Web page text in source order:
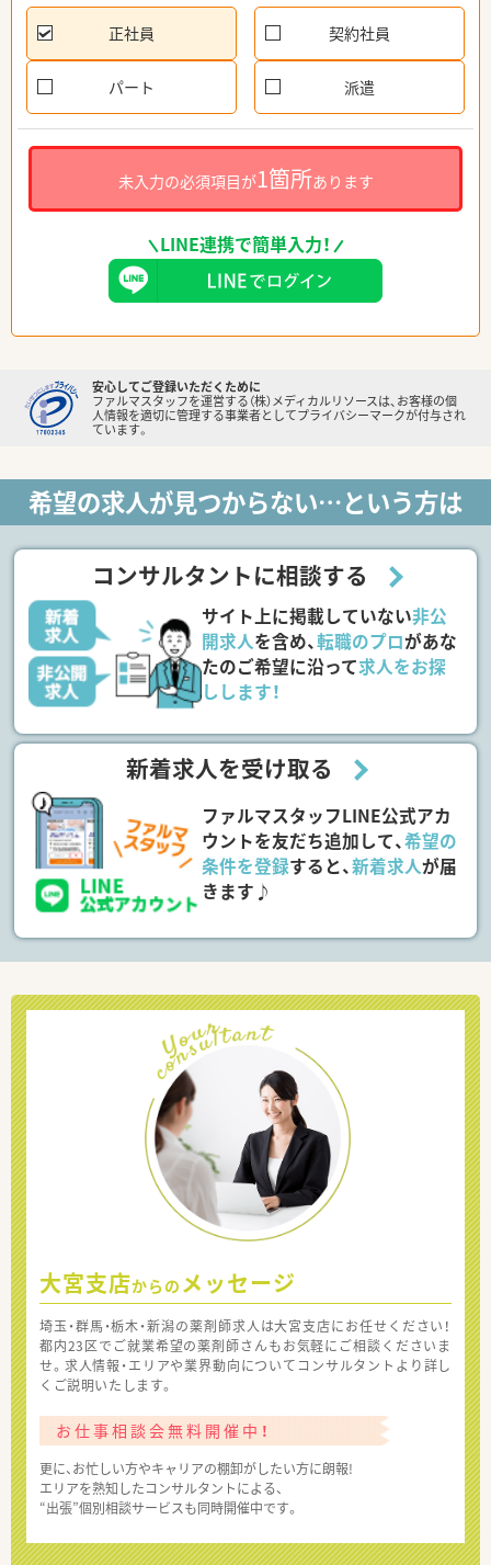
正社員 契約社員
パート 派遣
未入力の必須項目が1箇所あります
LINE連携で簡単入力！
安心してご登録いただくために
ファルマスタッフを運営する（株）メディカルリソースは、お客様の個
人情報を適切に管理する事業者としてプライバシーマークが付与され
ています。
希望の求人が見つからない…という方は
コンサルタントに相談する
サイト上に掲載していない非公
開求人を含め、転職のプロがあな
たのご希望に沿って求人をお探
しします！
新着求人を受け取る
ファルマスタッフLINE公式アカ
ウントを友だち追加して、希望の
条件を登録すると、新着求人が届
きます♪
大宮支店からの メッセージ
埼玉・群馬・栃木・新潟の薬剤師求人は大宮支店にお任せください！
都内23区でご就業希望の薬剤師さんもお気軽にご相談くださいま
せ。求人情報・エリアや業界動向についてコンサルタントより詳し
くご説明いたします。
お仕事相談会無料開催中！
更に、お忙しい方やキャリアの棚卸がしたい方に朗報!
エリアを熟知したコンサルタントによる、
“出張”個別相談サービスも同時開催中です。